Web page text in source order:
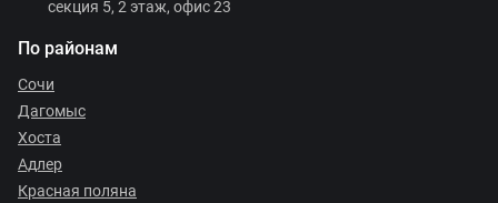
секция 5, 2 этаж, офис 23
По районам
Сочи
Дагомыс
Хоста
Адлер
Красная поляна